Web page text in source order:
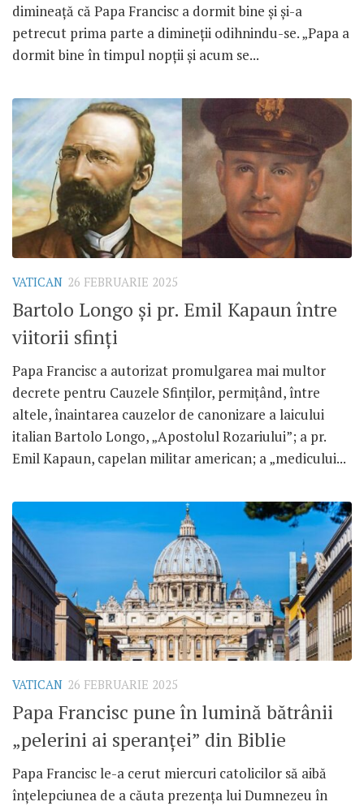
dimineață că Papa Francisc a dormit bine și și-a
petrecut prima parte a dimineții odihnindu-se. „Papa a
dormit bine în timpul nopții și acum se...
VATICAN 26 FEBRUARIE 2025
Bartolo Longo și pr. Emil Kapaun între
viitorii sfinți
Papa Francisc a autorizat promulgarea mai multor
decrete pentru Cauzele Sfinților, permițând, între
altele, înaintarea cauzelor de canonizare a laicului
italian Bartolo Longo, „Apostolul Rozariului”; a pr.
Emil Kapaun, capelan militar american; a „medicului...
VATICAN 26 FEBRUARIE 2025
Papa Francisc pune în lumină bătrânii
„pelerini ai speranței” din Biblie
Papa Francisc le-a cerut miercuri catolicilor să aibă
înțelepciunea de a căuta prezența lui Dumnezeu în